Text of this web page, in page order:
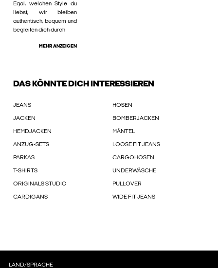
Egal, welchen Style du
liebst, wir bleiben
authentisch, bequem und
begleiten dich durch
MEHR ANZEIGEN
DAS KÖNNTE DICH INTERESSIEREN
JEANS HOSEN
JACKEN BOMBERJACKEN
HEMDJACKEN MÄNTEL
ANZUG-SETS LOOSE FIT JEANS
PARKAS CARGOHOSEN
T-SHIRTS UNDERWÄSCHE
ORIGINALS STUDIO PULLOVER
CARDIGANS WIDE FIT JEANS
LAND/SPRACHE